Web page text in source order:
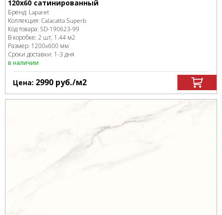
120x60 сатинированный
Бренд: Laparet
Коллекция: Calacatta Superb
Код товара: SD-190623-99
В коробке: 2 шт, 1.44 м2
Размер: 1200x600 мм
Сроки доставки: 1-3 дня
в наличии
Цена: 2990 руб./м2